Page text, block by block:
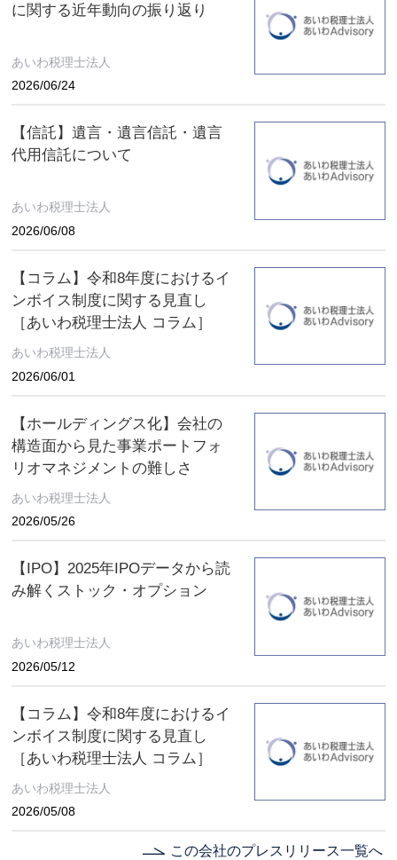
に関する近年動向の振り返り
あいわ税理士法人
2026/06/24
【信託】遺言・遺言信託・遺言
代用信託について
あいわ税理士法人
2026/06/08
【コラム】令和8年度におけるイ
ンボイス制度に関する見直し
［あいわ税理士法人 コラム］
あいわ税理士法人
2026/06/01
【ホールディングス化】会社の
構造面から見た事業ポートフォ
リオマネジメントの難しさ
あいわ税理士法人
2026/05/26
【IPO】2025年IPOデータから読
み解くストック・オプション
あいわ税理士法人
2026/05/12
【コラム】令和8年度におけるイ
ンボイス制度に関する見直し
［あいわ税理士法人 コラム］
あいわ税理士法人
2026/05/08
この会社のプレスリリース一覧へ